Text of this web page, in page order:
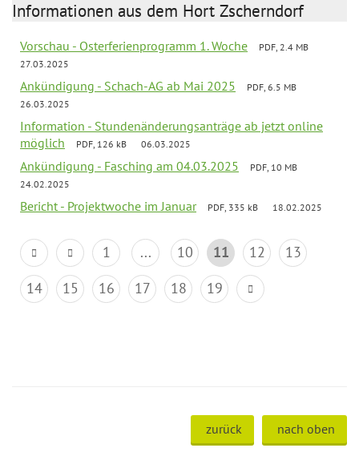
Informationen aus dem Hort Zscherndorf
Vorschau - Osterferienprogramm 1. Woche
PDF, 2.4 MB
27.03.2025
Ankündigung - Schach-AG ab Mai 2025
PDF, 6.5 MB
26.03.2025
Information - Stundenänderungsanträge ab jetzt online
möglich
PDF, 126 kB 06.03.2025
Ankündigung - Fasching am 04.03.2025
PDF, 10 MB
24.02.2025
Bericht - Projektwoche im Januar PDF, 335 kB 18.02.2025
1 ... 10 11 12
13
14
15 16 17 18 19
zurück nach oben